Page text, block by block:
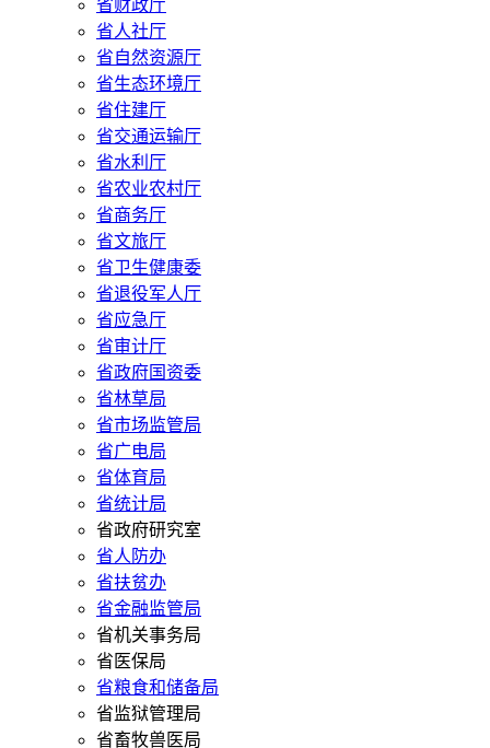
省财政厅
省人社厅
省自然资源厅
省生态环境厅
省住建厅
省交通运输厅
省水利厅
省农业农村厅
省商务厅
省文旅厅
省卫生健康委
省退役军人厅
省应急厅
省审计厅
省政府国资委
省林草局
省市场监管局
省广电局
省体育局
省统计局
省政府研究室
省人防办
省扶贫办
省金融监管局
省机关事务局
省医保局
省粮食和储备局
省监狱管理局
省畜牧兽医局